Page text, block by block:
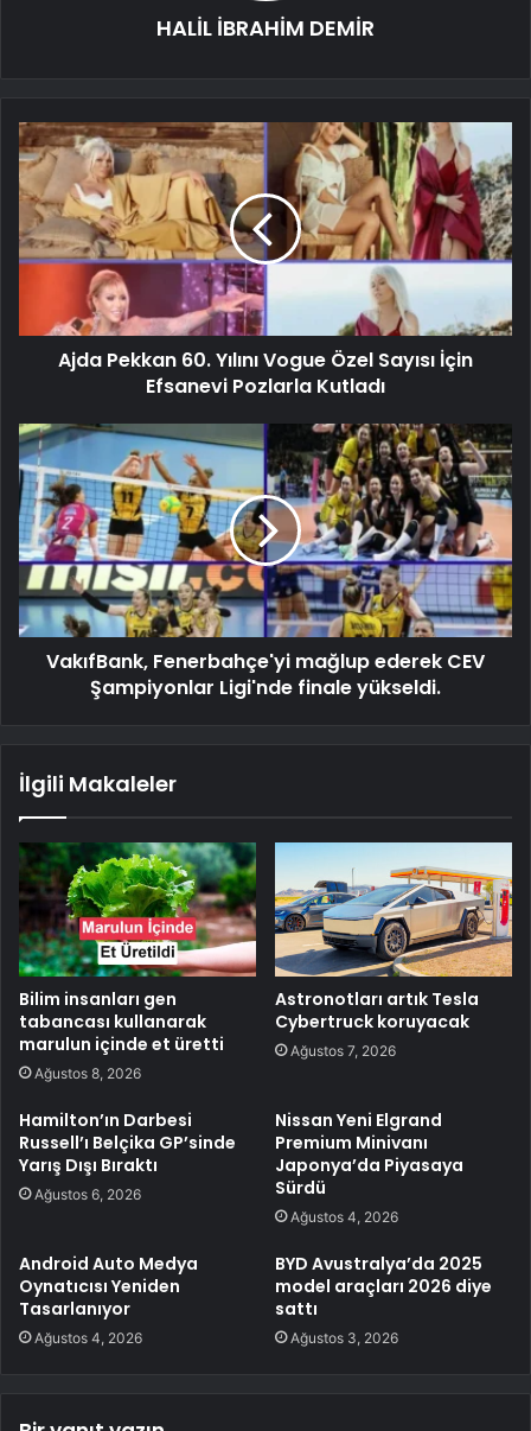
HALİL İBRAHİM DEMİR
Ajda Pekkan 60. Yılını Vogue Özel Sayısı İçin
Efsanevi Pozlarla Kutladı
VakıfBank, Fenerbahçe'yi mağlup ederek CEV
Şampiyonlar Ligi'nde finale yükseldi.
İlgili Makaleler
Bilim insanları gen
tabancası kullanarak
marulun içinde et üretti
Ağustos 8, 2026
Astronotları artık Tesla
Cybertruck koruyacak
Ağustos 7, 2026
Hamilton’ın Darbesi
Russell’ı Belçika GP’sinde
Yarış Dışı Bıraktı
Ağustos 6, 2026
Nissan Yeni Elgrand
Premium Minivanı
Japonya’da Piyasaya
Sürdü
Ağustos 4, 2026
Android Auto Medya
Oynatıcısı Yeniden
Tasarlanıyor
Ağustos 4, 2026
BYD Avustralya’da 2025
model araçları 2026 diye
sattı
Ağustos 3, 2026